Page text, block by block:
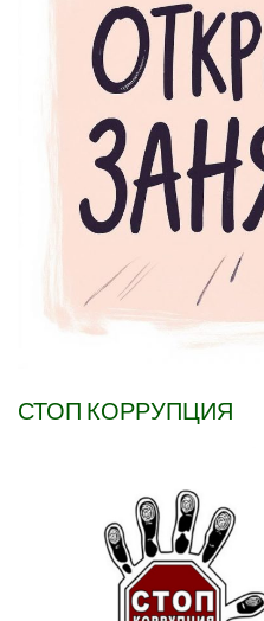
СТОП КОРРУПЦИЯ